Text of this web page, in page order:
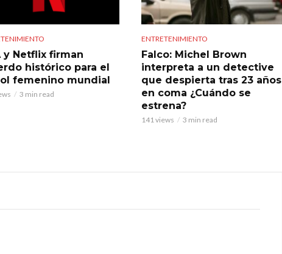
y Netflix firman
histórico para el
femenino mundial
3 min read
ENTRETENIMIENTO
Falco: Michel Brown
interpreta a un detective
que despierta tras 23 años
en coma ¿Cuándo se
estrena?
141 views 3 min read